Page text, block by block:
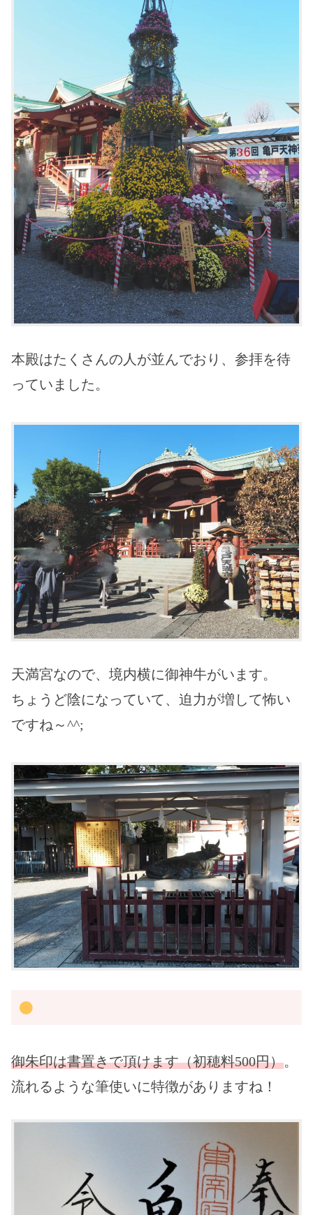
本殿はたくさんの人が並んでおり、参拝を待
っていました。
天満宮なので、境内横に御神牛がいます。
ちょうど陰になっていて、迫力が増して怖い
ですね～^^;
御朱印は書置きで頂けます（初穂料500円）。
流れるような筆使いに特徴がありますね！